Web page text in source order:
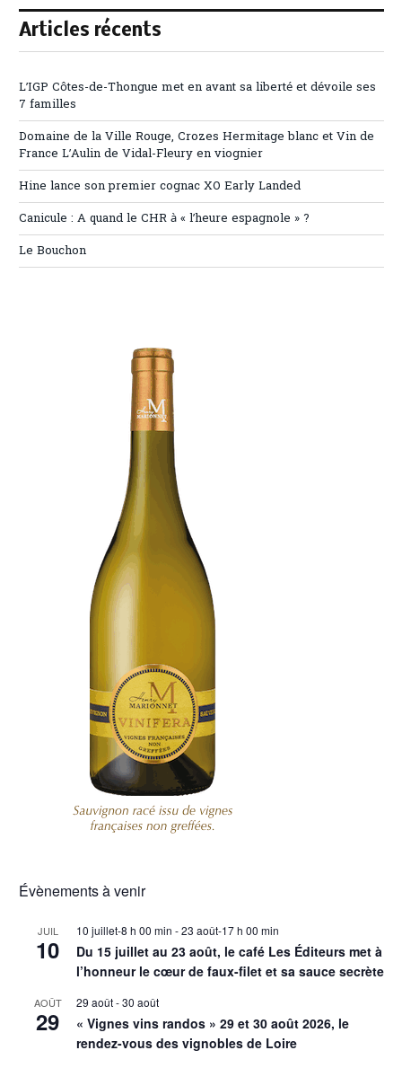
Articles récents
L’IGP Côtes-de-Thongue met en avant sa liberté et dévoile ses
7 familles
Domaine de la Ville Rouge, Crozes Hermitage blanc et Vin de
France L’Aulin de Vidal-Fleury en viognier
Hine lance son premier cognac XO Early Landed
Canicule : A quand le CHR à « l’heure espagnole » ?
Le Bouchon
Évènements à venir
JUIL
10
10 juillet-8 h 00 min -23 août-17 h 00 min
Du 15 juillet au 23 août, le café Les Éditeurs met à
l’honneur le cœur de faux-filet et sa sauce secrète
AOÛT
29
29 août-30 août
« Vignes vins randos » 29 et 30 août 2026, le
rendez-vous des vignobles de Loire